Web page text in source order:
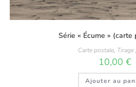
Série « Écume » (carte
Carte postale,
10,00 €
Ajouter au